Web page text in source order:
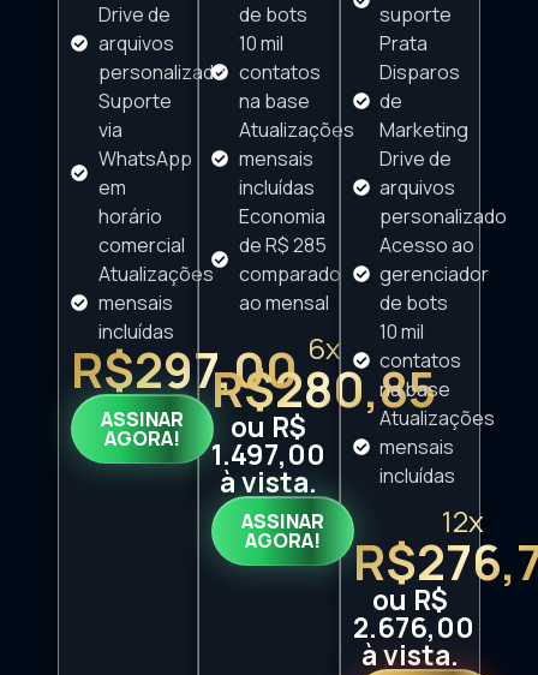
Drive de
arquivos
personalizado
Suporte
via
WhatsApp
em
horário
comercial
Atualizações
mensais
incluídas
R$297,00
ASSINAR
AGORA!
de bots
10 mil
contatos
na base
Atualizações
mensais
incluídas
Economia
de R$ 285
comparado
ao mensal
6x
R$280,85
ou R$
1.497,00
à vista.
ASSINAR
AGORA!
suporte
Prata
Disparos
de
Marketing
Drive de
arquivos
personalizado
Acesso ao
gerenciador
de bots
10 mil
contatos
na base
Atualizações
mensais
incluídas
12x
ou R$
2.676,00
à vista.